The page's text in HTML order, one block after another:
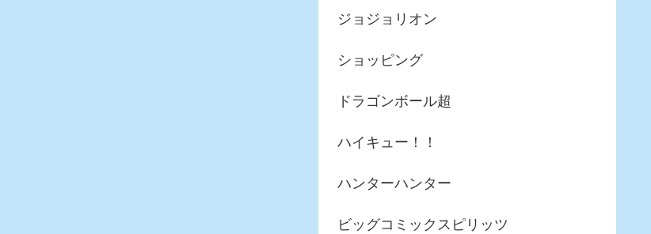
ジョジョリオン
ショッピング
ドラゴンボール超
ハイキュー！！
ハンターハンター
ビッグコミックスピリッツ